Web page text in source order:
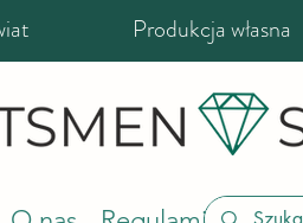
Produkcja własna